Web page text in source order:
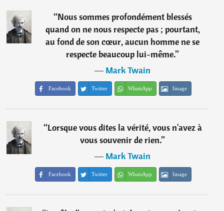
“Nous sommes profondément blessés
quand on ne nous respecte pas ; pourtant,
au fond de son cœur, aucun homme ne se
respecte beaucoup lui-même.”
―Mark Twain
Facebook Twitter WhatsApp Image
“Lorsque vous dites la vérité, vous n'avez à
vous souvenir de rien.”
―Mark Twain
Facebook Twitter WhatsApp Image